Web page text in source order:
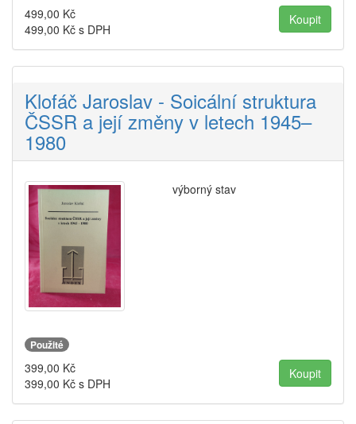
499,00 Kč
499,00 Kč s DPH
Klofáč Jaroslav - Soicální struktura
ČSSR a její změny v letech 1945–
1980
výborný stav
Použité
399,00 Kč
399,00 Kč s DPH